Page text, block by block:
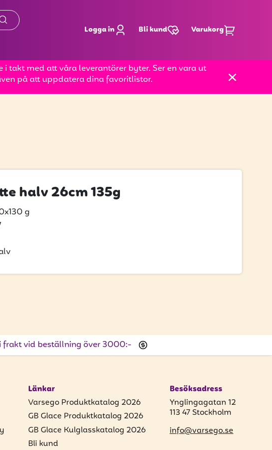
Logga in Bli kund Varukorg
takt med att våra leverantörer byter. Ser en vara ut
på att uppdatera dina favoritlistor.
halv 26cm 135g
g
frakt vid beställning över 3000:-
Länkar
Varsego Produktkatalog 2026
GB Glace Produktkatalog 2026
GB Glace Kulglasskatalog 2026
Bli kund
Besöksadress
Ynglingagatan 12
113 47 Stockholm
info@varsego.se